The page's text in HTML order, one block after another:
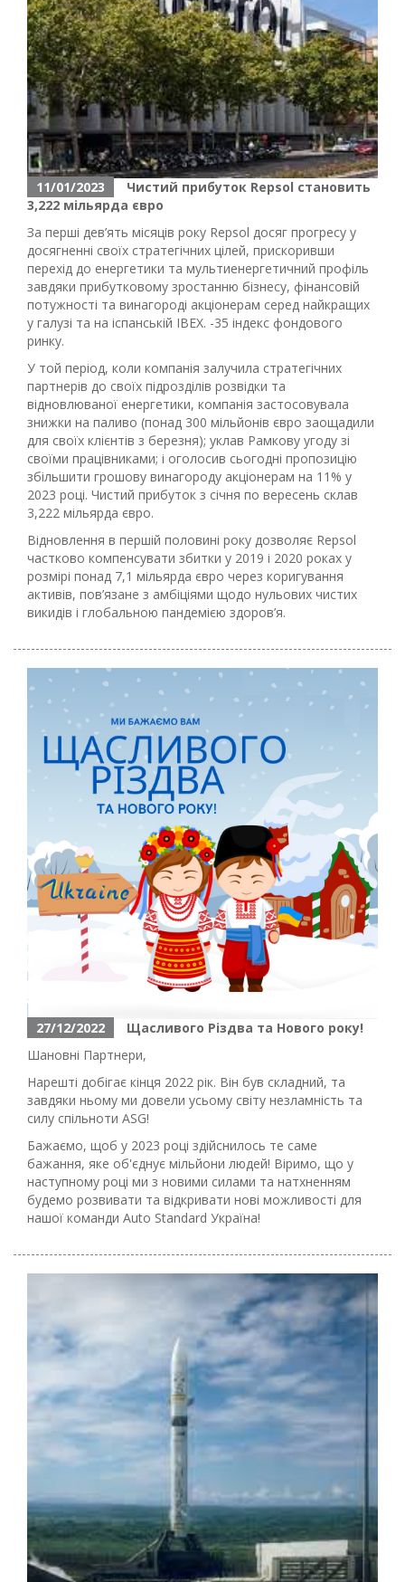
11/01/2023
Чистий прибуток Repsol становить
3,222 мільярда євро
За перші дев’ять місяців року Repsol досяг прогресу у
досягненні своїх стратегічних цілей, прискоривши
перехід до енергетики та мультиенергетичний профіль
завдяки прибутковому зростанню бізнесу, фінансовій
потужності та винагороді акціонерам серед найкращих
у галузі та на іспанській IBEX. -35 індекс фондового
ринку.
У той період, коли компанія залучила стратегічних
партнерів до своїх підрозділів розвідки та
відновлюваної енергетики, компанія застосовувала
знижки на паливо (понад 300 мільйонів євро заощадили
для своїх клієнтів з березня); уклав Рамкову угоду зі
своїми працівниками; і оголосив сьогодні пропозицію
збільшити грошову винагороду акціонерам на 11% у
2023 році. Чистий прибуток з січня по вересень склав
3,222 мільярда євро.
Відновлення в першій половині року дозволяє Repsol
частково компенсувати збитки у 2019 і 2020 роках у
розмірі понад 7,1 мільярда євро через коригування
активів, пов’язане з амбіціями щодо нульових чистих
викидів і глобальною пандемією здоров’я.
27/12/2022
Щасливого Різдва та Нового року!
Шановні Партнери,
Нарешті добігає кінця 2022 рік. Він був складний, та
завдяки ньому ми довели усьому світу незламність та
силу спільноти ASG!
Бажаємо, щоб у 2023 році здійснилось те саме
бажання, яке об'єднує мільйони людей! Віримо, що у
наступному році ми з новими силами та натхненням
будемо розвивати та відкривати нові можливості для
нашої команди Auto Standard Україна!